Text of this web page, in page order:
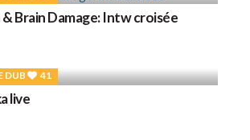
Brain Damage: Intw croisée
DUB 41
live